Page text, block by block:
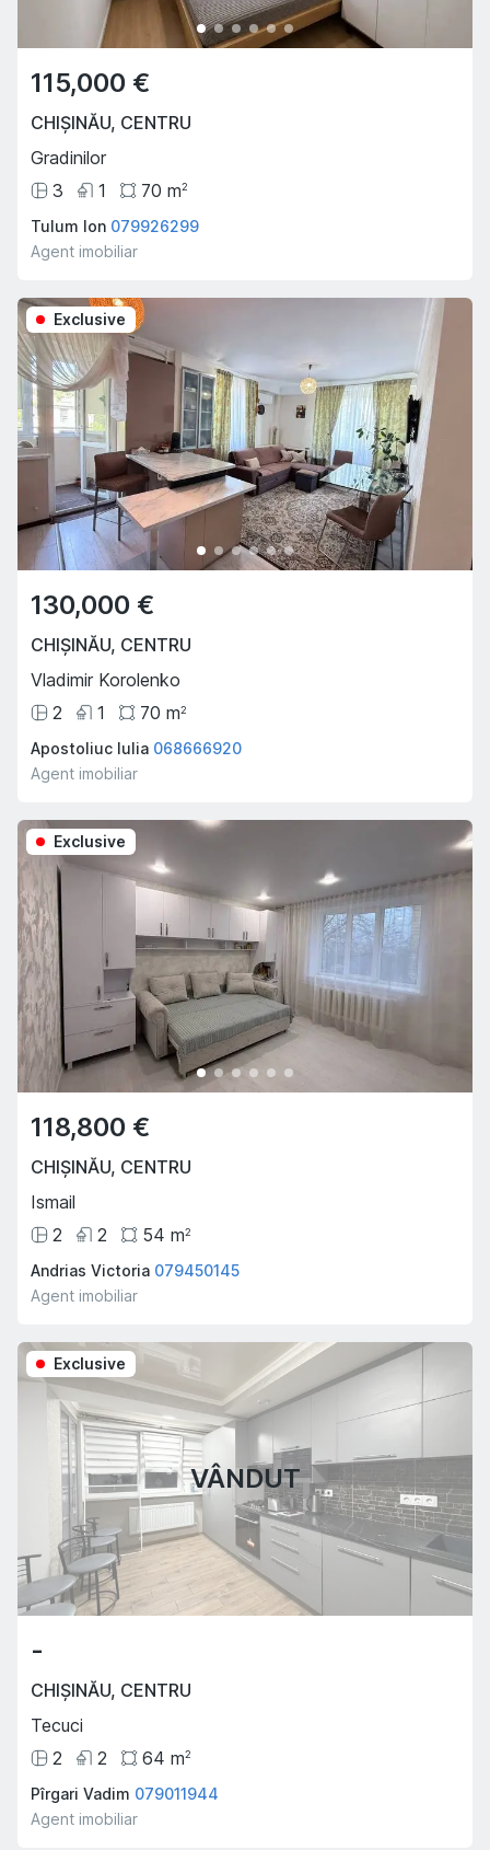
115,000 €
CHIȘINĂU, CENTRU
Gradinilor
3
1 70 m2
Tulum Ion 079926299
Agent imobiliar
Exclusive
130,000 €
CHIȘINĂU, CENTRU
Vladimir Korolenko
2
1 70 m2
Apostoliuc Iulia 068666920
Agent imobiliar
Exclusive
118,800 €
CHIȘINĂU, CENTRU
Ismail
2
2 54 m2
Andrias Victoria 079450145
Agent imobiliar
VÂNDUT
Exclusive
-
CHIȘINĂU, CENTRU
Tecuci
2
2 64 m2
Pîrgari Vadim 079011944
Agent imobiliar